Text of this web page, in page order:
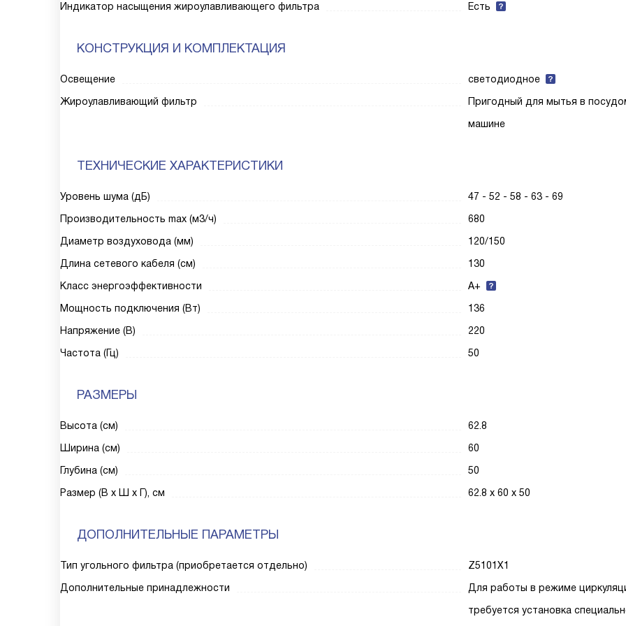
Индикатор насыщения жироулавливающего фильтра
Есть
КОНСТРУКЦИЯ И КОМПЛЕКТАЦИЯ
Освещение
светодиодное
Жироулавливающий фильтр
Пригодный для мытья в
машине
ТЕХНИЧЕСКИЕ ХАРАКТЕРИСТИКИ
Уровень шума (дБ)
47 - 52 - 58 - 63 - 69
Производительность max (м3/ч)
680
Диаметр воздуховода (мм)
120/150
Длина сетевого кабеля (см)
130
Класс энергоэффективности
А+
Мощность подключения (Вт)
136
Напряжение (В)
220
Частота (Гц)
50
РАЗМЕРЫ
Высота (см)
62.8
Ширина (см)
60
Глубина (см)
50
Размер (В х Ш х Г), см
62.8 х 60 х 50
ДОПОЛНИТЕЛЬНЫЕ ПАРАМЕТРЫ
Тип угольного фильтра (приобретается отдельно)
Z5101X1
Дополнительные принадлежности
Для работы в режиме
требуется установка